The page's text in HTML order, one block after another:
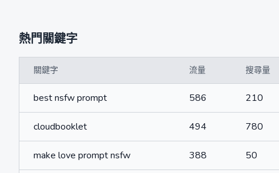
熱門關鍵字
關鍵字 流量 搜尋量
best nsfw prompt 586 210
cloudbooklet 494 780
make love prompt nsfw 388 50